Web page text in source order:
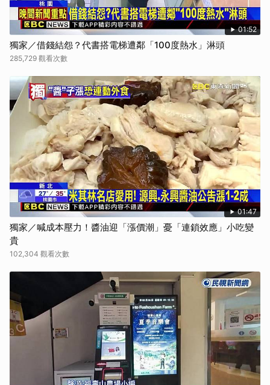
01:52
獨家／借錢結怨？代書搭電梯遭鄰「100度熱水」淋頭
285,729 觀看次數
01:47
獨家／喊成本壓力！醬油迎「漲價潮」憂「連鎖效應」小吃變
貴
102,304 觀看次數